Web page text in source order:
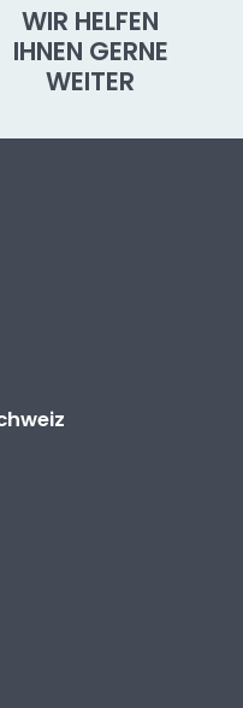
WIR HELFEN
IHNEN GERNE
WEITER